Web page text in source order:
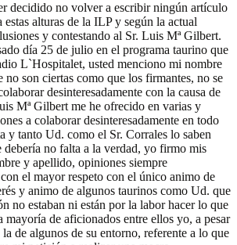
decidido no volver a escribir ningún artículo
estas alturas de la ILP y según la actual
y contestando al Sr. Luis Mª Gilbert.
día 25 de julio en el programa taurino que
L`Hospitalet, usted menciono mi nombre
no son ciertas como que los firmantes, no se
desinteresadamente con la causa de
Mª Gilbert me he ofrecido en varias y
a colaborar desinteresadamente en todo
y tanto Ud. como el Sr. Corrales lo saben
debería no falta a la verdad, yo firmo mis
y apellido, opiniones siempre
el mayor respeto con el único animo de
y animo de algunos taurinos como Ud. que
no estaban ni están por la labor hacer lo que
mayoría de aficionados entre ellos yo, a pesar
de algunos de su entorno, referente a lo que